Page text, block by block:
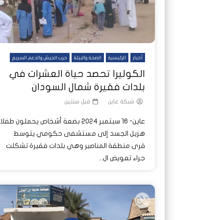
أخبار الرئيسية الصحة والبيئة حرب الجيش والدعم السريع
الكوليرا تحصد حياة العشرات في
بلدات فقيرة شمال السودان
شبكة عاين قبل سنتين
عاين- 16 سبتمبر 2024 بضعة أشخاص يحملون طفلا
هزيل الجسد إلى مستشفى حكومي يتوسط
قرى منطقة المناصير وهي بلدات فقيرة تشكلت
جراء تعويض ال...